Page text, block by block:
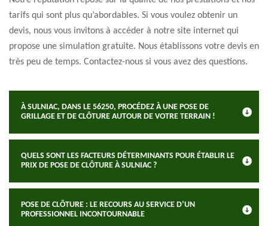
tarifs qui sont plus qu’abordables. Si vous voulez obtenir un
devis, nous vous invitons à accéder à notre site internet qui
propose une simulation gratuite. Nous établissons votre devis en
très peu de temps. Contactez-nous si vous avez des questions.
À SULNIAC, DANS LE 56250, PROCÉDEZ À UNE POSE DE
GRILLAGE ET DE CLÔTURE AUTOUR DE VOTRE TERRAIN !
QUELS SONT LES FACTEURS DÉTERMINANTS POUR ÉTABLIR LE
PRIX DE POSE DE CLÔTURE À SULNIAC ?
POSE DE CLÔTURE : LE RECOURS AU SERVICE D’UN
PROFESSIONNEL INCONTOURNABLE